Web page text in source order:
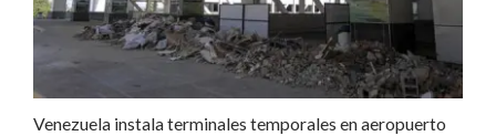
Venezuela instala terminales temporales en aeropuerto